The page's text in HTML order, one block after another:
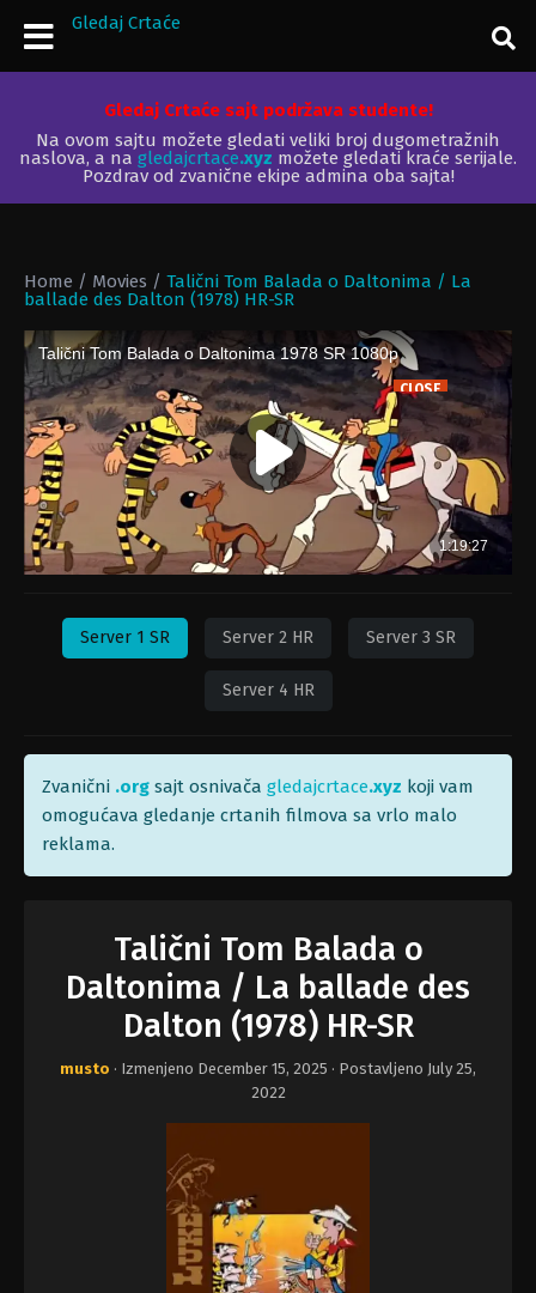
Gledaj Crtaće
Gledaj Crtaće sajt podržava studente!
Na ovom sajtu možete gledati veliki broj dugometražnih
naslova, a na gledajcrtace.xyz možete gledati kraće serijale.
Pozdrav od zvanične ekipe admina oba sajta!
Home / Movies / Talični Tom Balada o Daltonima / La
ballade des Dalton (1978) HR-SR
CLOSE
Server 1 SR Server 2 HR Server 3 SR
Server 4 HR
Zvanični .org sajt osnivača gledajcrtace.xyz koji vam
omogućava gledanje crtanih filmova sa vrlo malo
reklama.
Talični Tom Balada o
Daltonima / La ballade des
Dalton (1978) HR-SR
musto · Izmenjeno December 15, 2025 · Postavljeno July 25,
2022